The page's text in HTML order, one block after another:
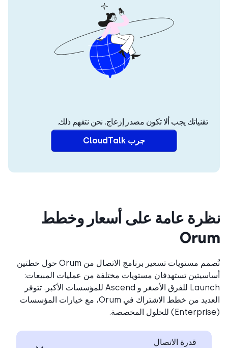
تقنياتك يجب ألا تكون مصدر إزعاج. نحن نتفهم ذلك.
جرب CloudTalk
عامة على أسعار وخطط
تُصمم مستويات تسعير برنامج الاتصال من Orum حول خطتين
تستهدفان مستويات مختلفة من عمليات المبيعات:
Launch للفرق الأصغر و Ascend للمؤسسات الأكبر. تتوفر
العديد من خطط الاشتراك في Orum، مع خيارات المؤسسات
قدرة الاتصال